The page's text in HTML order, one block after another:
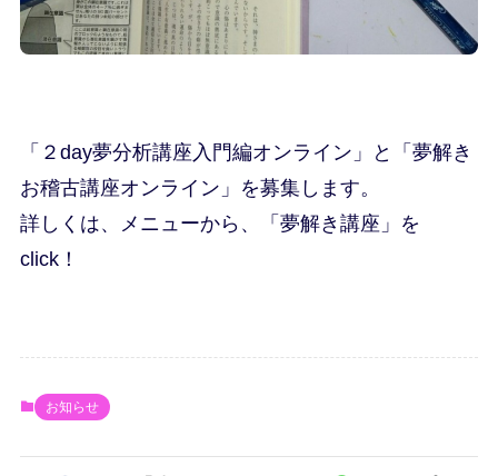
「２day夢分析講座入門編オンライン」と「夢解き
お稽古講座オンライン」を募集します。
詳しくは、メニューから、「夢解き講座」を
click！
お知らせ